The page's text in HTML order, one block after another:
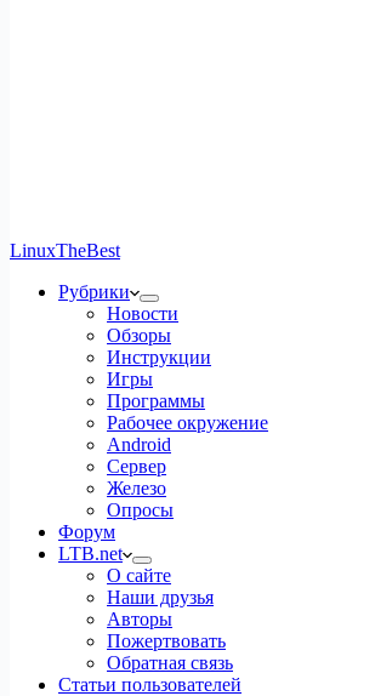
LinuxTheBest
Рубрики
Новости
Обзоры
Инструкции
Игры
Программы
Рабочее окружение
Android
Сервер
Железо
Опросы
Форум
LTB.net
О сайте
Наши друзья
Авторы
Пожертвовать
Обратная связь
Статьи пользователей